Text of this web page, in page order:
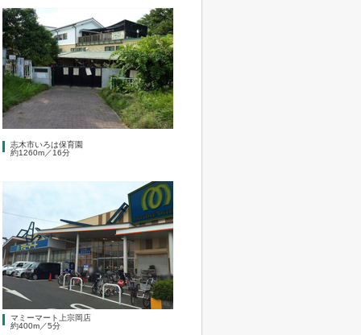
志木市いろは保育園
約1260m／16分
マミーマート上宗岡店
約400m／5分